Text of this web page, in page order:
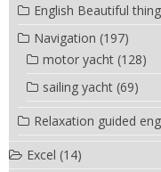
English Beautiful
Navigation (197)
motor yacht (128)
sailing yacht (69)
Relaxation guided
Excel (14)